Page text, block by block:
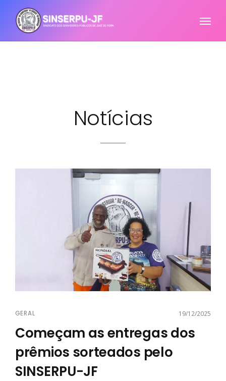
Notícias
GERAL 19/12/2025
Começam as entregas dos
prêmios sorteados pelo
SINSERPU-JF